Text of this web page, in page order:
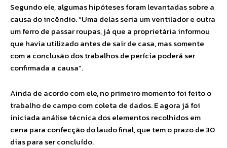
Segundo ele, algumas hipóteses foram levantadas sobre a
causa do incêndio. “Uma delas seria um ventilador e outra
um ferro de passar roupas, já que a proprietária informou
que havia utilizado antes de sair de casa, mas somente
com a conclusão dos trabalhos de perícia poderá ser
confirmada a causa”.
Ainda de acordo com ele, no primeiro momento foi feito o
trabalho de campo com coleta de dados. E agora já foi
iniciada análise técnica dos elementos recolhidos em
cena para confecção do laudo final, que tem o prazo de 30
dias para ser concluído.